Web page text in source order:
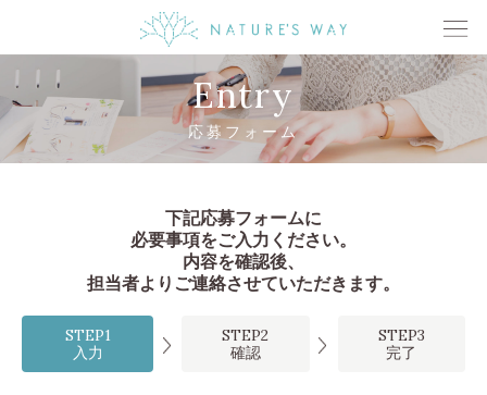
Entry
応募フォーム
下記応募フォームに
必要事項をご入力ください。
内容を確認後、
担当者よりご連絡させていただきます。
STEP1
入力
STEP2
確認
STEP3
完了